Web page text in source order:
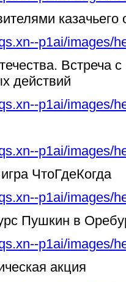
p1ai/images/
Встреча
действий
p1ai/images/
p1ai/images/
ЧтоГдеКогда
p1ai/images/
Пушкин в
p1ai/images/
акция